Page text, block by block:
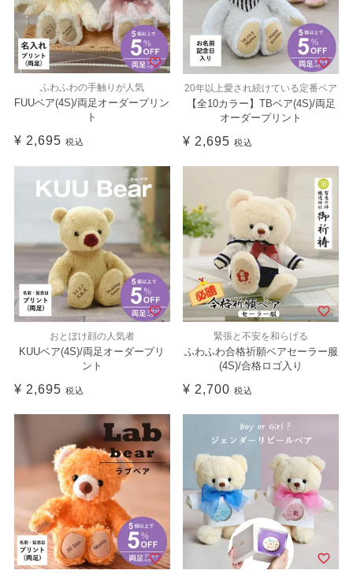
ふわふわの手触りが人気
FUUベア(4S)/両足オーダープリン
ト
¥ 2,695 税込
20年以上愛され続けている定番ベア
【全10カラー】TBベア(4S)/両足
オーダープリント
¥ 2,695 税込
おとぼけ顔の人気者
KUUベア(4S)/両足オーダープリ
ント
¥ 2,695 税込
緊張と不安を和らげる
ふわふわ合格祈願ベアセーラー服
(4S)/合格ロゴ入り
¥ 2,700 税込